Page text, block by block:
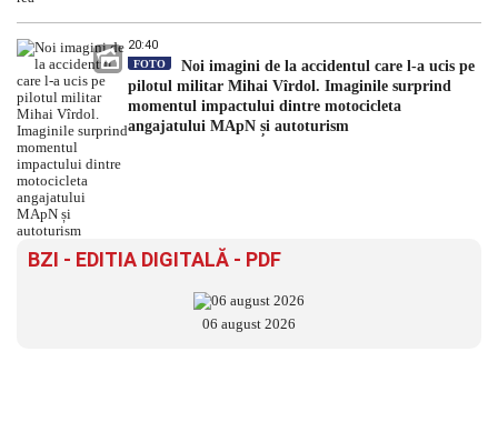
20:40
FOTO
Noi imagini de la accidentul care l-a ucis pe
pilotul militar Mihai Vîrdol. Imaginile surprind
momentul impactului dintre motocicleta
angajatului MApN și autoturism
BZI - EDITIA DIGITALĂ - PDF
06 august 2026